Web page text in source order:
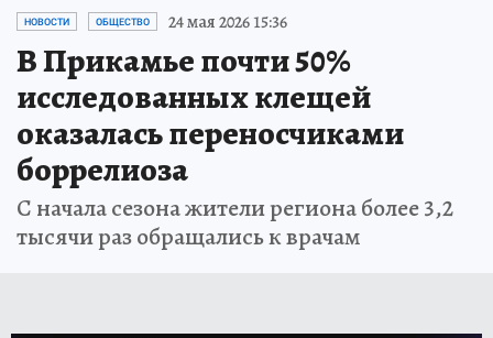
НОВОСТИ ОБЩЕСТВО 24 мая 2026 15:36
В Прикамье почти 50%
исследованных клещей
оказалась переносчиками
боррелиоза
С начала сезона жители региона более 3,2
тысячи раз обращались к врачам